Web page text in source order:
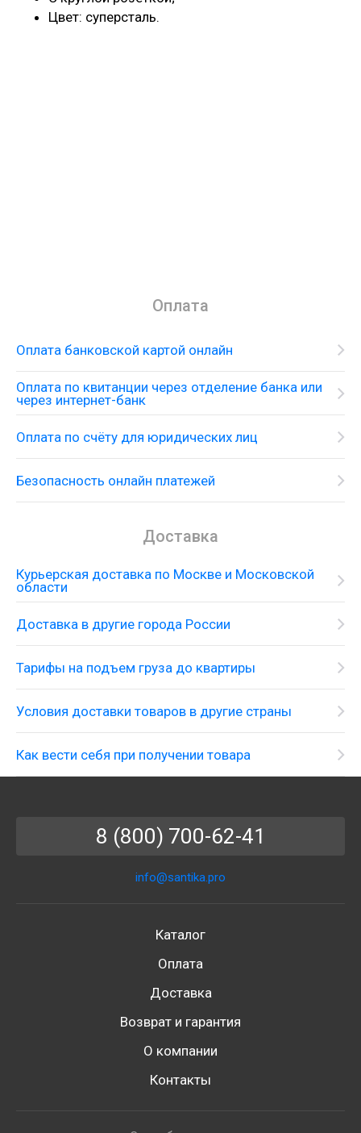
Цвет: суперсталь.
Оплата
Оплата банковской картой онлайн
Оплата по квитанции через отделение банка или
через интернет-банк
Оплата по счёту для юридических лиц
Безопасность онлайн платежей
Доставка
Курьерская доставка по Москве и Московской
области
Доставка в другие города России
Тарифы на подъем груза до квартиры
Условия доставки товаров в другие страны
Как вести себя при получении товара
8 (800) 700-62-41
info@santika.pro
Каталог
Оплата
Доставка
Возврат и гарантия
О компании
Контакты